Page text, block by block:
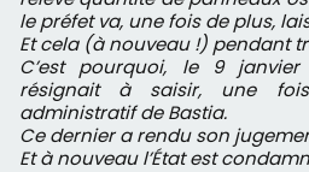
le préfet va, une fois de plus,
Et cela (à nouveau !) pendant
C’est pourquoi, le 9 janvier
résignait à saisir, une
administratif de Bastia.
Ce dernier a rendu son
Et à nouveau l’État est